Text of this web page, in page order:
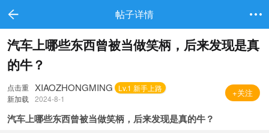
帖子详情
汽车上哪些东西曾被当做笑柄，后来发现是真
的牛？
点击重
新加载
XIAOZHONGMING
Lv.1 新手上路
2024-8-1
+关注
汽车上哪些东西曾被当做笑柄，后来发现是真的牛？